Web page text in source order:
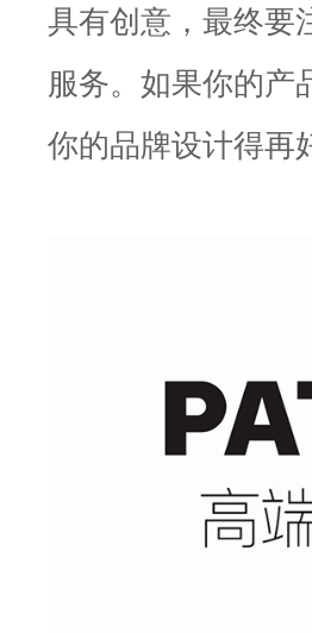
具有创意，最终要
服务。如果你的产
你的品牌设计得再